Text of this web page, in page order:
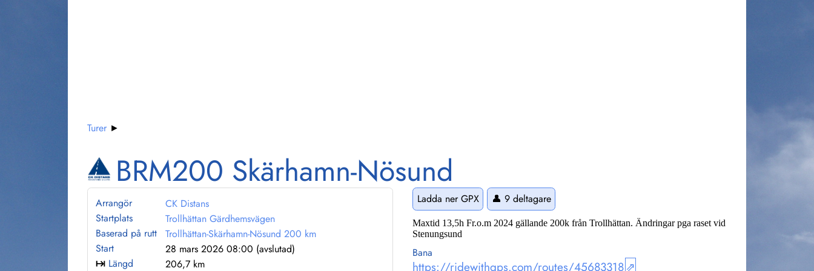
Turer ►
BRM200 Skärhamn-Nösund
Arrangör
CK Distans
Startplats
Trollhättan Gärdhemsvägen
Baserad på rutt
Trollhättan-Skärhamn-Nösund 200 km
Start
28 mars 2026 08:00 (avslutad)
Längd
206,7 km
Ladda ner GPX 👤 9 deltagare
Maxtid 13,5h Fr.o.m 2024 gällande 200k från Trollhättan. Ändringar pga raset vid
Stenungsund
Bana
https://ridewithgps.com/routes/45683318